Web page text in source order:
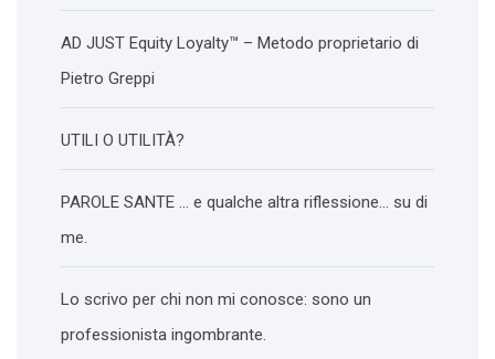
AD JUST Equity Loyalty™ – Metodo proprietario di
Pietro Greppi
UTILI O UTILITÀ?
PAROLE SANTE … e qualche altra riflessione… su di
me.
Lo scrivo per chi non mi conosce: sono un
professionista ingombrante.